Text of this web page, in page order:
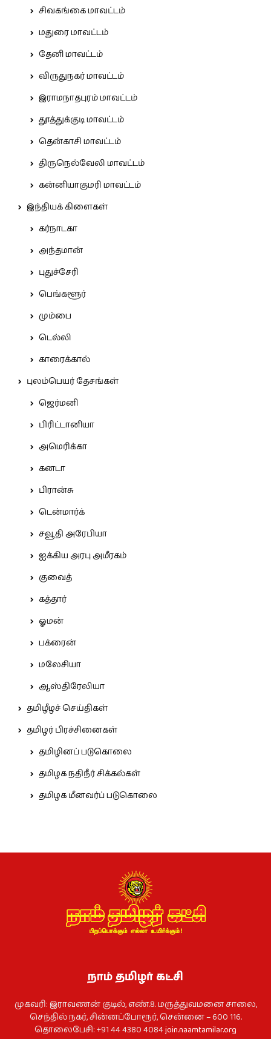
சிவகங்கை மாவட்டம்
மதுரை மாவட்டம்
தேனி மாவட்டம்
விருதுநகர் மாவட்டம்
இராமநாதபுரம் மாவட்டம்
தூத்துக்குடி மாவட்டம்
தென்காசி மாவட்டம்
திருநெல்வேலி மாவட்டம்
கன்னியாகுமரி மாவட்டம்
இந்தியக் கிளைகள்
கர்நாடகா
அந்தமான்
புதுச்சேரி
பெங்களூர்
மும்பை
டெல்லி
காரைக்கால்
புலம்பெயர் தேசங்கள்
ஜெர்மனி
பிரிட்டானியா
அமெரிக்கா
கனடா
பிரான்சு
டென்மார்க்
சவூதி அரேபியா
ஐக்கிய அரபு அமீரகம்
குவைத்
கத்தார்
ஓமன்
பக்ரைன்
மலேசியா
ஆஸ்திரேலியா
தமிழீழச் செய்திகள்
தமிழர் பிரச்சினைகள்
தமிழினப் படுகொலை
தமிழக நதிநீர் சிக்கல்கள்
தமிழக மீனவர்ப் படுகொலை
நாம் தமிழர் கட்சி
முகவரி: இராவணன் குடில், எண்.8. மருத்துவமனை சாலை,
செந்தில் நகர், சின்னப்போரூர், சென்னை – 600 116.
தொலைபேசி: +91 44 4380 4084join.naamtamilar.org